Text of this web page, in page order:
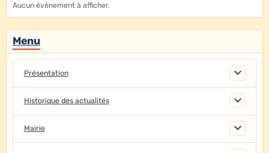
Aucun évènement à afficher.
Menu
Présentation
Historique des actualités
Mairie